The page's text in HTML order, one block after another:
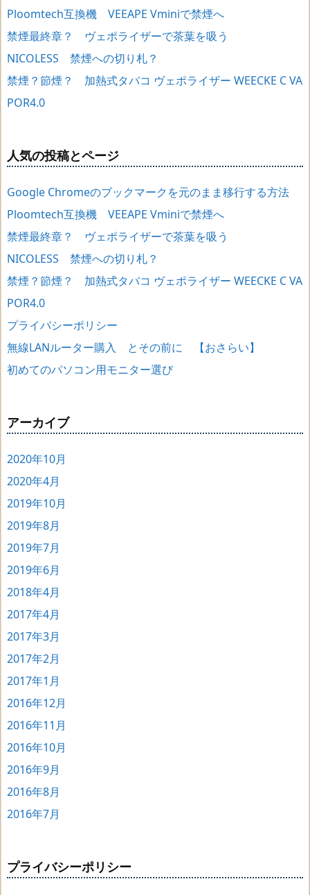
Ploomtech互換機 VEEAPE Vminiで禁煙へ
禁煙最終章？ ヴェポライザーで茶葉を吸う
NICOLESS 禁煙への切り札？
禁煙？節煙？ 加熱式タバコ ヴェポライザー WEECKE C VA
POR4.0
人気の投稿とページ
Google Chromeのブックマークを元のまま移行する方法
Ploomtech互換機 VEEAPE Vminiで禁煙へ
禁煙最終章？ ヴェポライザーで茶葉を吸う
NICOLESS 禁煙への切り札？
禁煙？節煙？ 加熱式タバコ ヴェポライザー WEECKE C VA
POR4.0
プライバシーポリシー
無線LANルーター購入 とその前に 【おさらい】
初めてのパソコン用モニター選び
アーカイブ
2020年10月
2020年4月
2019年10月
2019年8月
2019年7月
2019年6月
2018年4月
2017年4月
2017年3月
2017年2月
2017年1月
2016年12月
2016年11月
2016年10月
2016年9月
2016年8月
2016年7月
プライバシーポリシー